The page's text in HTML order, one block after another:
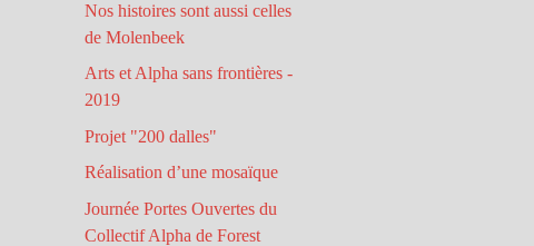
Nos histoires sont aussi celles
de Molenbeek
Arts et Alpha sans frontières -
2019
Projet "200 dalles"
Réalisation d’une mosaïque
Journée Portes Ouvertes du
Collectif Alpha de Forest